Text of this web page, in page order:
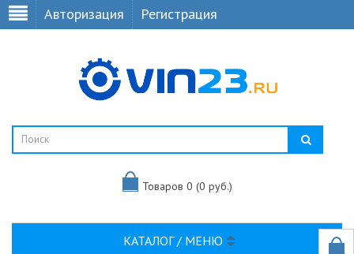
Авторизация Регистрация
Товаров 0 (0 руб.)
КАТАЛОГ / МЕНЮ